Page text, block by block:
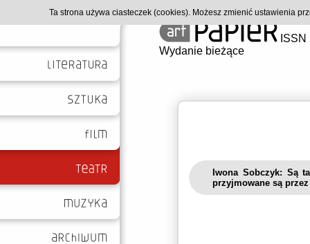
Wydanie bieżące
Iwona Sobczyk: Są
przyjmowane są
Ta strona używa ciasteczek (cookies). Możesz zmienić ustawienia